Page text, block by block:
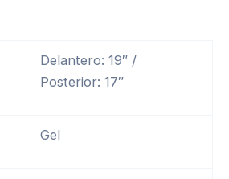
Delantero: 19″ /
Posterior: 17″
Gel